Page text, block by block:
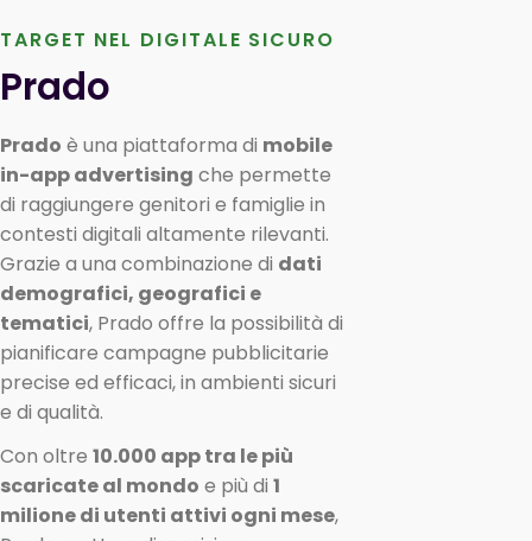
TARGET NEL DIGITALE SICURO
Prado
Prado è una piattaforma di mobile
in-app advertising che permette
di raggiungere genitori e famiglie in
contesti digitali altamente rilevanti.
Grazie a una combinazione di dati
demografici, geografici e
tematici, Prado offre la possibilità di
pianificare campagne pubblicitarie
precise ed efficaci, in ambienti sicuri
e di qualità.
Con oltre 10.000 app tra le più
scaricate al mondo e più di 1
milione di utenti attivi ogni mese,